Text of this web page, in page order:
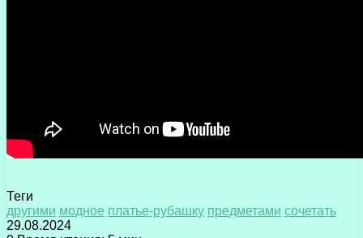
Теги
другими модное платье-рубашку предметами сочетать
29.08.2024